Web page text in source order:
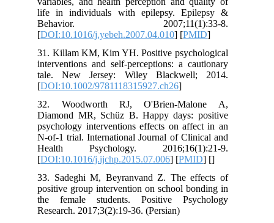
life in individuals with epilepsy.
Behavior.
[DOI:10.1016/j.yebeh.2007.04.010
31. Killam KM, Kim YH. Positive
interventions and self-perceptions: a
tale. New Jersey: Wiley
[DOI:10.1002/9781118315927.ch26
32. Woodworth RJ, O'Brien-
Diamond MR, Schüz B. Happy
psychology interventions effects on
N-of-1 trial. International Journal of
Health Psychology.
[DOI:10.1016/j.ijchp.2015.07.006
33. Sadeghi M, Beyranvand Z. The
positive group intervention on school
the female students. Positive
Research. 2017;3(2):19-36. (Persian)